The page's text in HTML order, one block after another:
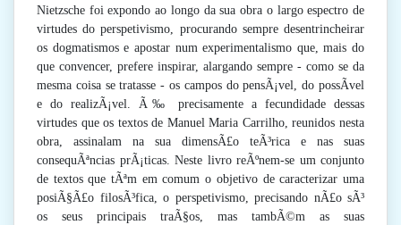
Nietzsche foi expondo ao longo da sua obra o largo espectro de
virtudes do perspetivismo, procurando sempre desentrincheirar
os dogmatismos e apostar num experimentalismo que, mais do
que convencer, prefere inspirar, alargando sempre - como se da
mesma coisa se tratasse - os campos do pensÃ¡vel, do possÃ­vel
e do realizÃ¡vel. Ã‰ precisamente a fecundidade dessas
virtudes que os textos de Manuel Maria Carrilho, reunidos nesta
obra, assinalam na sua dimensÃ£o teÃ³rica e nas suas
consequÃªncias prÃ¡ticas. Neste livro reÃºnem-se um conjunto
de textos que tÃªm em comum o objetivo de caracterizar uma
posiÃ§Ã£o filosÃ³fica, o perspetivismo, precisando nÃ£o sÃ³
os seus principais traÃ§os, mas tambÃ©m as suas